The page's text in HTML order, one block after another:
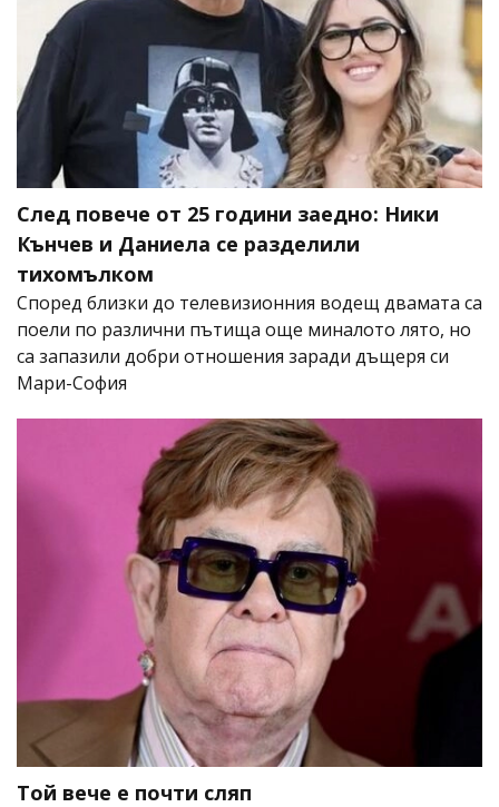
След повече от 25 години заедно: Ники
Кънчев и Даниела се разделили
тихомълком
Според близки до телевизионния водещ двамата са
поели по различни пътища още миналото лято, но
са запазили добри отношения заради дъщеря си
Мари-София
Той вече е почти сляп